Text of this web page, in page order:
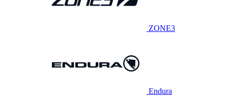
ZONE3
Endura